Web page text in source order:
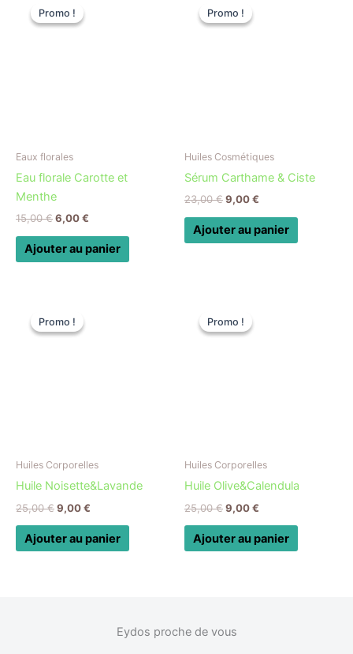
Promo !
Promo !
Eaux florales
Eau florale Carotte et
Menthe
15,00€
prix
initial
6,00€
Ajouter au panier
Promo !
Promo !
Huiles Cosmétiques
Sérum Carthame & Ciste
23,00€
prix
initial
9,00€
Ajouter au panier
Promo !
Promo !
Huiles Corporelles
Huile Noisette&Lavande
25,00€
prix
initial
9,00€
Ajouter au panier
Promo !
Promo !
Huiles Corporelles
Huile Olive&Calendula
25,00€
prix
initial
9,00€
Ajouter au panier
Eydos proche de vous